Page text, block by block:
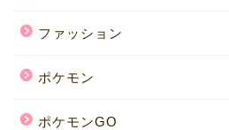
ファッション
ポケモン
ポケモンGO